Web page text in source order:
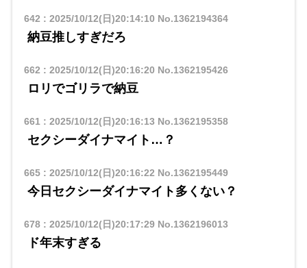
642 : 2025/10/12(日)20:14:10 No.1362194364
納豆推しすぎだろ
662 : 2025/10/12(日)20:16:20 No.1362195426
ロリでゴリラで納豆
661 : 2025/10/12(日)20:16:13 No.1362195358
セクシーダイナマイト…？
665: 2025/10/12(日)20:16:22 No.1362195449
今日セクシーダイナマイト多くない？
678: 2025/10/12(日)20:17:29No.1362196013
ド年末すぎる